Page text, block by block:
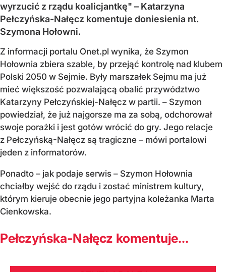
wyrzucić z rządu koalicjantkę" – Katarzyna
Pełczyńska-Nałęcz komentuje doniesienia nt.
Szymona Hołowni.
Z informacji portalu Onet.pl wynika, że Szymon
Hołownia zbiera szable, by przejąć kontrolę nad klubem
Polski 2050 w Sejmie. Były marszałek Sejmu ma już
mieć większość pozwalającą obalić przywództwo
Katarzyny Pełczyńskiej-Nałęcz w partii. – Szymon
powiedział, że już najgorsze ma za sobą, odchorował
swoje porażki i jest gotów wrócić do gry. Jego relacje
z Pełczyńską-Nałęcz są tragiczne – mówi portalowi
jeden z informatorów.
Ponadto – jak podaje serwis – Szymon Hołownia
chciałby wejść do rządu i zostać ministrem kultury,
którym kieruje obecnie jego partyjna koleżanka Marta
Cienkowska.
Pełczyńska-Nałęcz komentuje...